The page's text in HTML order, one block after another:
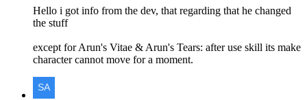
Hello i got info from the dev, that regarding that he changed
the stuff
except for Arun's Vitae & Arun's Tears: after use skill its make
character cannot move for a moment.